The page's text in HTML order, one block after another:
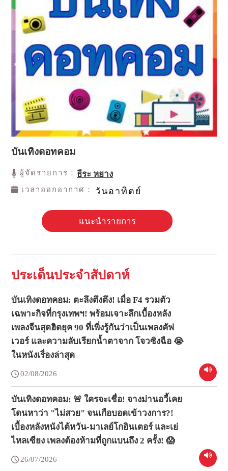
บันเทิงดอทคอม
ผู้จัดรายการ：ธีระ หยาง
เวลาออกอากาศ： วันอาทิตย์
แนะนำรายการ
ประเด็นประจำสัปดาห์
บันเทิงดอทคอม: ตะลึงตึงตึง! เมื่อ F4 รวมตัว
เฉพาะกิจที่กรุงเทพฯ! พร้อมเจาะลึกเบื้องหลัง
เพลงจีนสุดฮิตยุค 90 ที่เพิ่งรู้กันว่าเป็นเพลงคัฟ
เวอร์ และความลับเรียกน้ำตาจาก โจวซิงฉือ 😭
ในหนังเรื่องล่าสุด
02/08/2026
บันเทิงดอทคอม: 🚨 ใครจะเชื่อ! จางม่านอวี้เคย
โดนหาว่า "ไม่สวย" จนเกือบอดเข้าวงการ?!
เบื้องหลังหนังไต้หวัน-มาเลย์โกอินเตอร์ และเย่
ไหลเซียง เพลงต้องห้ามที่ถูกแบนถึง 2 ครั้ง! 😱
26/07/2026